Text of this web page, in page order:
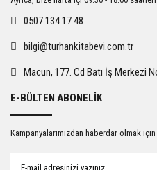
Ürün fiyatı diğer sitelerden daha
0507 134 17 48
bilgi@turhankitabevi.com.tr
Macun, 177. Cd Batı İş Merkezi
E-BÜLTEN ABONELİK
Kampanyalarımızdan haberdar olmak